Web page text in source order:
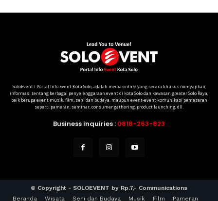
SoloEvent I Portal Info Event Kota Solo, adalah media online yang secara khusus menyajikan
informasi tentang berbagai penyelenggaraan event di kota Solo dan kawasan greater Solo Raya;
baik berupa event musik, film, seni dan budaya, maupun event-event komunikasi pemasaran
seperti pameran, seminar, consumer gathering, product launching, dll.
Business inquiries : 0818-263-823
© Copyright - SOLOEVENT by Rp.7,- Communications
Beranda
Wisata Seni dan Budaya Musik Film Pameran